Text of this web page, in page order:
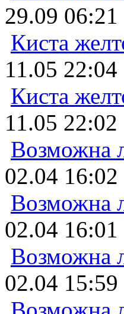
29.09 06:21
Киста
11.05 22:04
Киста
11.05 22:02
Возможна
02.04 16:02
Возможна
02.04 16:01
Возможна
02.04 15:59